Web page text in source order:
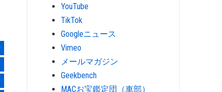
YouTube
TikTok
Googleニュース
Vimeo
メールマガジン
Geekbench
MACお宝鑑定団（車部）